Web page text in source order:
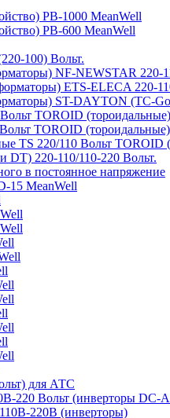
PB-1000 MeanWell
PB-600 MeanWell
100) Вольт.
NF-NEWSTAR 220-
ETS-ELECA 220-
ST-DAYTON (TC-
TOROID (тороидальные)
TOROID (тороидальные)
TS 220/110 Вольт TOROID
DT) 220-110/110-220 Вольт.
в постоянное напряжение
15 MeanWell
для АТС
220 Вольт (инверторы DC-
220В (инверторы)